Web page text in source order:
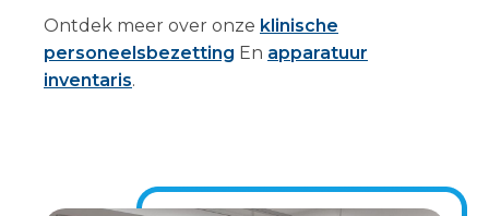
Ontdek meer over onze klinische
personeelsbezetting En apparatuur
inventaris.